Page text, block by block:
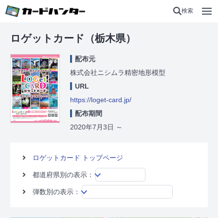
検索
ロゲットカード（栃木県）
配布元
株式会社ニシムラ精密地形模型
URL
https://loget-card.jp/
配布期間
2020年7月3日 ～
ロゲットカード トップページ
都道府県別の表示：
弾数別の表示：